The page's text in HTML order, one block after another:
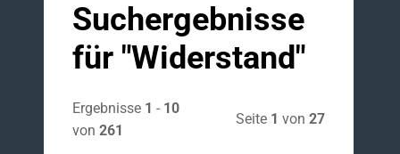
Suchergebnisse
für "Widerstand"
Ergebnisse 1 - 10
von 261
Seite 1 von 27